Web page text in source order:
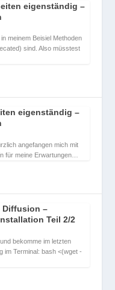
eigenständig –
meinem Beisiel Methoden
sind. Also müsstest
eigenständig –
angefangen mich mit
für meine Erwartungen…
Diffusion –
Teil 2/2
bekomme im letzten
im Terminal: bash <(wget -